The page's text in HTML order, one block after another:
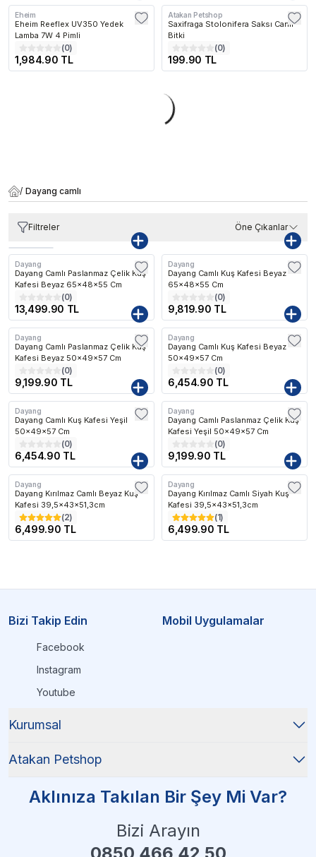
Kargo Bedava
Eheim
Eheim Reeflex UV350 Yedek
Lamba 7W 4 Pimli
(0)
1,984.90 TL
Atakan Petshop
Saxifraga Stolonifera Saksı Canlı
Bitki
(0)
199.90 TL
/ Dayang camlı
Filtreler Öne Çıkanlar
Dayang
Dayang Camlı Paslanmaz Çelik Kuş
Kafesi Beyaz 65x48x55 Cm
(0)
13,499.90 TL
Dayang
Dayang Camlı Kuş Kafesi Beyaz
65x48x55 Cm
(0)
9,819.90 TL
Dayang
Dayang Camlı Paslanmaz Çelik Kuş
Kafesi Beyaz 50x49x57 Cm
(0)
9,199.90 TL
Dayang
Dayang Camlı Kuş Kafesi Beyaz
50x49x57 Cm
(0)
6,454.90 TL
Dayang
Dayang Camlı Kuş Kafesi Yeşil
50x49x57 Cm
(0)
6,454.90 TL
Dayang
Dayang Camlı Paslanmaz Çelik Kuş
Kafesi Yeşil 50x49x57 Cm
(0)
9,199.90 TL
Kargo Bedava
Dayang
Dayang Kırılmaz Camlı Beyaz Kuş
Kafesi 39,5x43x51,3cm
(2)
6,499.90 TL
Kargo Bedava
Dayang
Dayang Kırılmaz Camlı Siyah Kuş
Kafesi 39,5x43x51,3cm
(1)
6,499.90 TL
Bizi Takip Edin
Facebook
Instagram
Youtube
Mobil Uygulamalar
Kurumsal
Atakan Petshop
Aklınıza Takılan Bir Şey Mi Var?
Bizi Arayın